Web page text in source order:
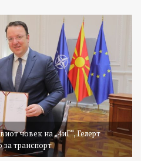
човек на „4иГ“, Гелерт
транспорт